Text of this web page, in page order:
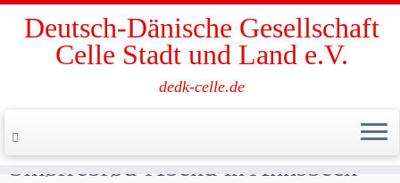
springen
Deutsch-Dänische Gesellschaft
Celle Stadt und Land e.V.
dedk-celle.de
Smørrebrød-Abend in Ahnsbeck